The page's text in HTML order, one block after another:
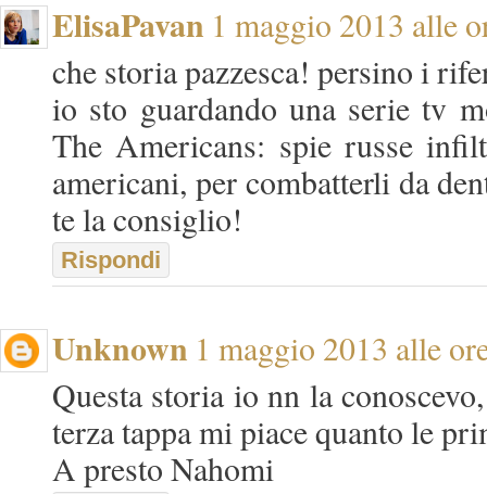
ElisaPavan 1 maggio 2013 alle
che storia pazzesca! persino i
io sto guardando una serie tv
The Americans: spie russe
americani, per combatterli da
te la consiglio!
Rispondi
Unknown 1 maggio 2013 alle
Questa storia io nn la
terza tappa mi piace quanto le
A presto Nahomi